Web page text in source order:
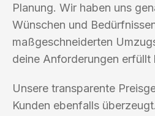
Planung. Wir haben uns
Wünschen und
maßgeschneiderten
deine Anforderungen erfüllt
Unsere transparente
Kunden ebenfalls